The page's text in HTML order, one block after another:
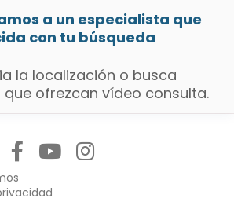
a un especialista que
con tu búsqueda
la localización o busca
ofrezcan vídeo consulta.